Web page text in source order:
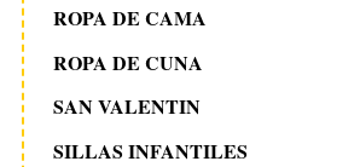
ROPA DE CAMA
ROPA DE CUNA
SAN VALENTIN
SILLAS INFANTILES